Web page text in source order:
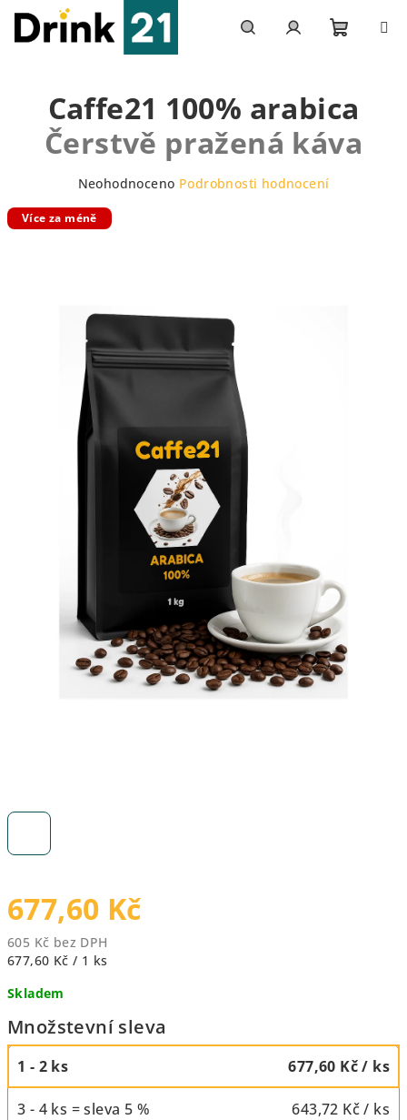
obsah
košík
677,60 Kč
605 Kč bez DPH
Měrná
677,60 Kč / 1 ks
Skladem
Množstevní sleva
1 - 2 ks 677,60 Kč/ ks
3 - 4 ks = sleva 5 % 643,72 Kč/ ks
Caffe21 100% arabica
Čerstvě pražená káva
Průměrné
produktu
hvězdiček.
Neohodnoceno Podrobnosti hodnocení
Více za méně